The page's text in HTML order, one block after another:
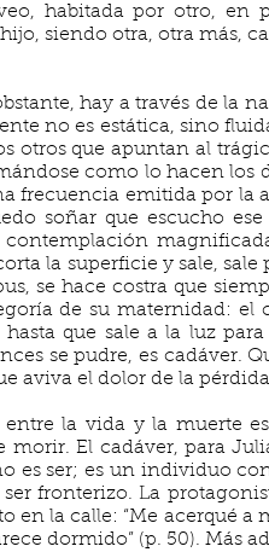
habitada por otro, en
siendo otra, otra más,
hay a través de la
no es estática, sino
otros que apuntan al
como lo hacen los
frecuencia emitida por la
soñar que escucho
contemplación
la superficie y sale, sale
se hace costra que
de su maternidad: el
que sale a la luz
se pudre, es cadáver.
aviva el dolor de la
la vida y la muerte
El cadáver, para
es ser; es un individuo
fronterizo. La
en la calle: “Me acerqué a
dormido” (p. 50). Más